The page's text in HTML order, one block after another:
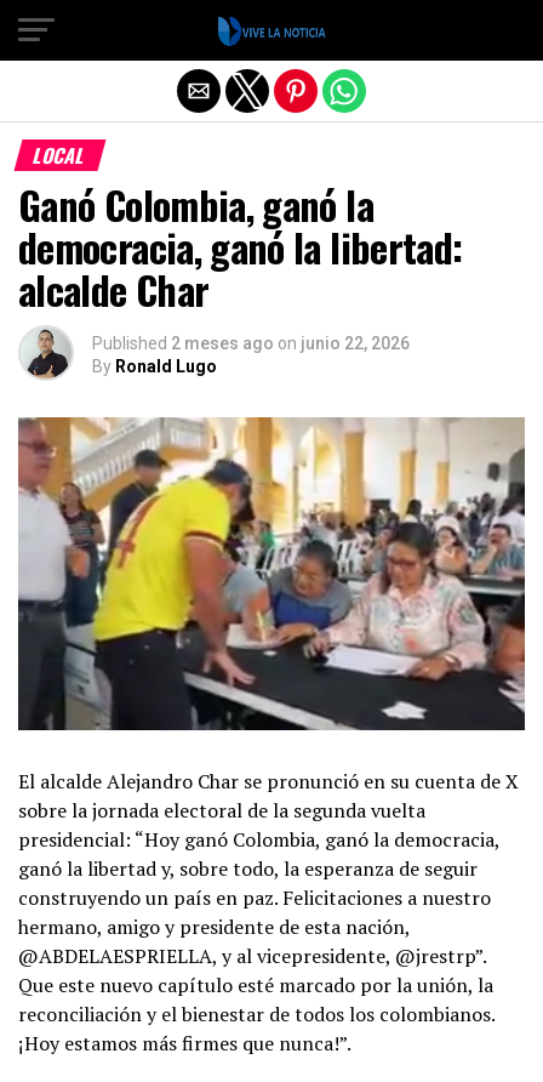
LOCAL
Ganó Colombia, ganó la
democracia, ganó la libertad:
alcalde Char
Published 2 meses ago on junio 22, 2026
By Ronald Lugo
El alcalde Alejandro Char se pronunció en su cuenta de X
sobre la jornada electoral de la segunda vuelta
presidencial: “Hoy ganó Colombia, ganó la democracia,
ganó la libertad y, sobre todo, la esperanza de seguir
construyendo un país en paz. Felicitaciones a nuestro
hermano, amigo y presidente de esta nación,
@ABDELAESPRIELLA, y al vicepresidente, @jrestrp”.
Que este nuevo capítulo esté marcado por la unión, la
reconciliación y el bienestar de todos los colombianos.
¡Hoy estamos más firmes que nunca!”.
Salir de la versión móvil